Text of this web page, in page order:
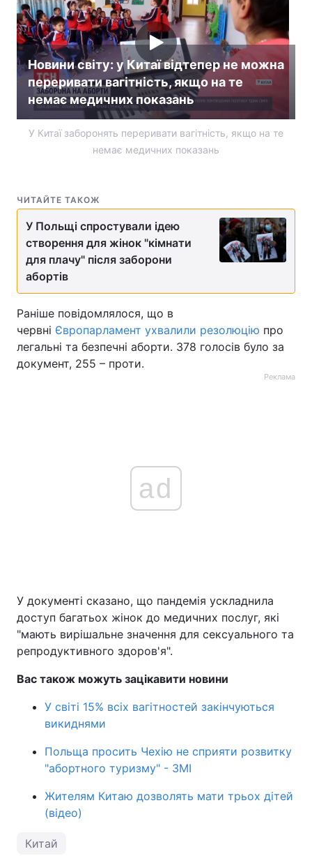
Інтерв'ю Думки
Архів Вакансії
Контакти
Послуги
Тема оформлення
Новини світу: у Китаї відтепер не можна
переривати вагітність, якщо на те
немає медичних показань
У Китаї заборонять переривати вагітність, якщо на те
немає медичних показань
ЧИТАЙТЕ ТАКОЖ
У Польщі спростували ідею
створення для жінок "кімнати
для плачу" після заборони
абортів
Раніше повідомлялося, що в
червні Європарламент ухвалили резолюцію про
легальні та безпечні аборти. 378 голосів було за
документ, 255 – проти.
Реклама
ad
У документі сказано, що пандемія ускладнила
доступ багатьох жінок до медичних послуг, які
"мають вирішальне значення для сексуального та
репродуктивного здоров'я".
Вас також можуть зацікавити новини
У світі 15% всіх вагітностей закінчуються
викиднями
Польща просить Чехію не сприяти розвитку
"абортного туризму" - ЗМІ
Жителям Китаю дозволять мати трьох дітей
(відео)
Китай